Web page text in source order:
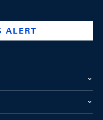
company/swiss-national-
@swissnationalbank
ALERT